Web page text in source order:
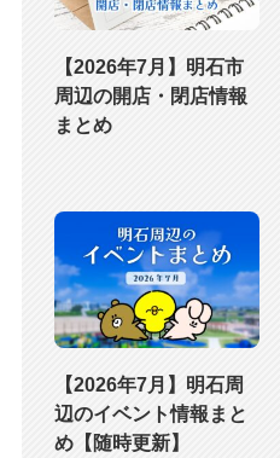
【2026年7月】明石市
周辺の開店・閉店情報
まとめ
【2026年7月】明石周
辺のイベント情報まと
め【随時更新】